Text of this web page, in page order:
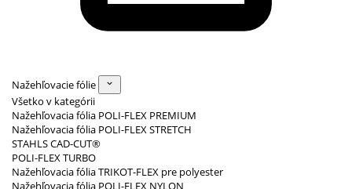
Nažehľovacie fólie
Všetko v kategórii
Nažehľovacia fólia POLI-FLEX PREMIUM
Nažehľovacia fólia POLI-FLEX STRETCH
STAHLS CAD-CUT®
POLI-FLEX TURBO
Nažehľovacia fólia TRIKOT-FLEX pre polyester